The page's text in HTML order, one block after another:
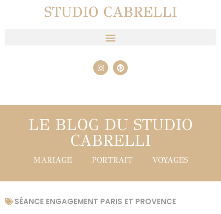
STUDIO CABRELLI
LE BLOG DU STUDIO
CABRELLI
MARIAGE PORTRAIT VOYAGES
SÉANCE ENGAGEMENT PARIS ET PROVENCE